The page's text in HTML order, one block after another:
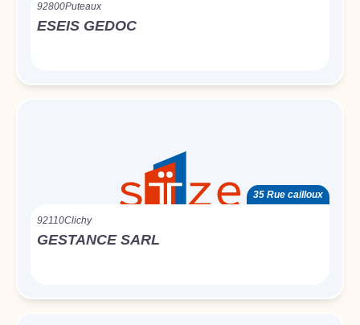
92800Puteaux
ESEIS GEDOC
35 Rue cailloux
92110Clichy
GESTANCE SARL